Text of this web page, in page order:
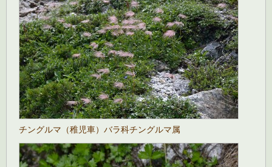
チングルマ（稚児車）バラ科チングルマ属